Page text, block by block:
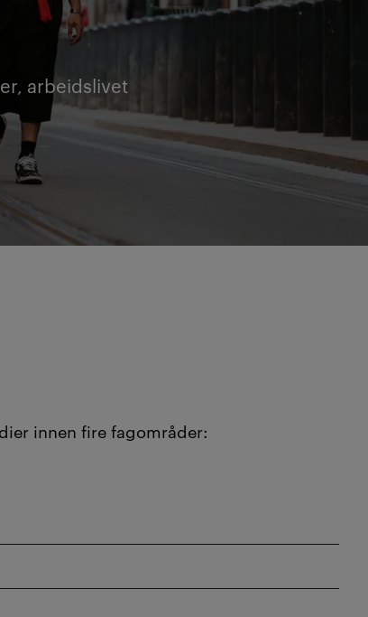
arbeidslivet
innen fire fagområder: